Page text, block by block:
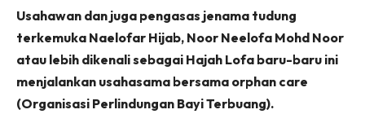
Usahawan dan juga pengasas jenama tudung
terkemuka Naelofar Hijab, Noor Neelofa Mohd Noor
atau lebih dikenali sebagai Hajah Lofa baru-baru ini
menjalankan usahasama bersama orphan care
(Organisasi Perlindungan Bayi Terbuang).